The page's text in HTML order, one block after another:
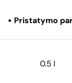
Pristatymo
0.5 l